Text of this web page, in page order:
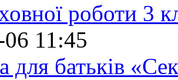
роботи 3
11:45
для батьків